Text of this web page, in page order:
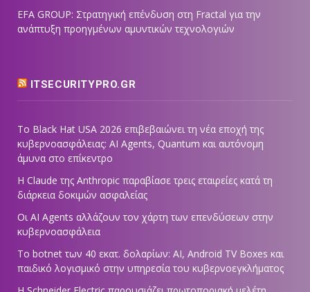
EFA GROUP: Στρατηγική επένδυση στη Fractal για την
ανάπτυξη προηγμένων αμυντικών τεχνολογιών
ITSECURITYPRO.GR
Το Black Hat USA 2026 επιβεβαιώνει τη νέα εποχή της
κυβερνοασφάλειας: AI Agents, Quantum και αυτόνομη
άμυνα στο επίκεντρο
Η Claude της Anthropic παραβίασε τρεις εταιρείες κατά τη
διάρκεια δοκιμών ασφαλείας
Οι AI Agents αλλάζουν τον χάρτη των επενδύσεων στην
κυβερνοασφάλεια
Το botnet των 40 εκατ. δολαρίων: AI, Android TV Boxes και
παιδικό λογισμικό στην υπηρεσία του κυβερνοεγκλήματος